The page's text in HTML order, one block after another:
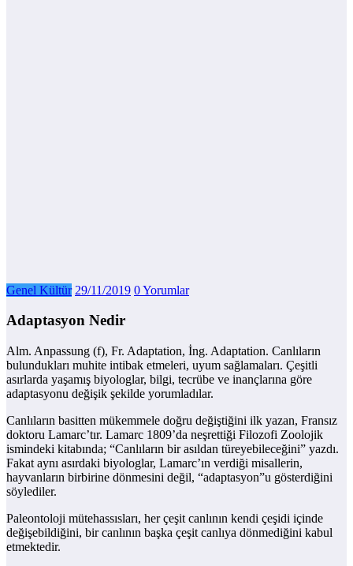
Genel Kültür 29/11/2019 0 Yorumlar
Adaptasyon Nedir
Alm. Anpassung (f), Fr. Adaptation, İng. Adaptation. Canlıların
bulundukları muhite intibak etmeleri, uyum sağlamaları. Çeşitli
asırlarda yaşamış biyologlar, bilgi, tecrübe ve inançlarına göre
adaptasyonu değişik şekilde yorumladılar.
Canlıların basitten mükemmele doğru değiştiğini ilk yazan, Fransız
doktoru Lamarc’tır. Lamarc 1809’da neşrettiği Filozofi Zoolojik
ismindeki kitabında; “Canlıların bir asıldan türeyebileceğini” yazdı.
Fakat aynı asırdaki biyologlar, Lamarc’ın verdiği misallerin,
hayvanların birbirine dönmesini değil, “adaptasyon”u gösterdiğini
söylediler.
Paleontoloji mütehassısları, her çeşit canlının kendi çeşidi içinde
değişebildiğini, bir canlının başka çeşit canlıya dönmediğini kabul
etmektedir.